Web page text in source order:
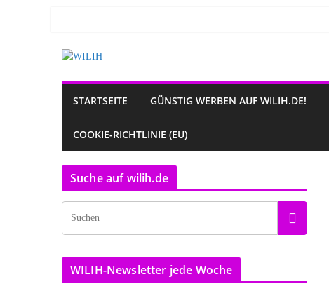
STARTSEITE GÜNSTIG WERBEN AUF WILIH.DE!
COOKIE-RICHTLINIE (EU)
Suche auf wilih.de
WILIH-Newsletter jede Woche